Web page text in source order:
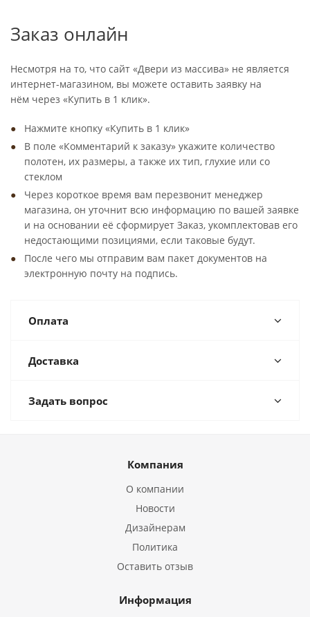
Заказ онлайн
Несмотря на то, что сайт «Двери из массива» не является
интернет-магазином, вы можете оставить заявку на
нём через «Купить в 1 клик».
Нажмите кнопку «Купить в 1 клик»
В поле «Комментарий к заказу» укажите количество
полотен, их размеры, а также их тип, глухие или со
стеклом
Через короткое время вам перезвонит менеджер
магазина, он уточнит всю информацию по вашей заявке
и на основании её сформирует Заказ, укомплектовав его
недостающими позициями, если таковые будут.
После чего мы отправим вам пакет документов на
электронную почту на подпись.
Оплата
Доставка
Задать вопрос
Компания
О компании
Новости
Дизайнерам
Политика
Оставить отзыв
Информация